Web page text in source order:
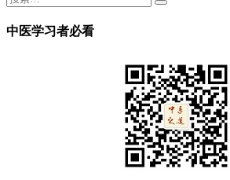
中医学习者必看